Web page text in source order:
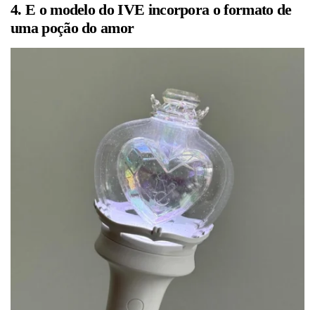
4. E o modelo do IVE incorpora o formato de
uma poção do amor